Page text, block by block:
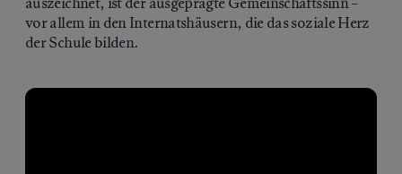
vor allem in den Internatshäusern, die das soziale Herz
der Schule bilden.